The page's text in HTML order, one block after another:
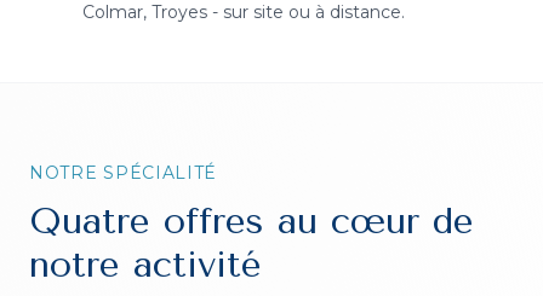
Colmar, Troyes - sur site ou à distance.
NOTRE SPÉCIALITÉ
Quatre offres au cœur de
notre activité